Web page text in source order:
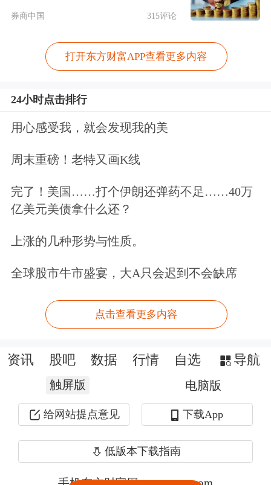
券商中国 315评论
打开东方财富APP查看更多内容
24小时点击排行
用心感受我，就会发现我的美
周末重磅！老特又画K线
完了！美国……打个伊朗还弹药不足……40万
亿美元美债拿什么还？
上涨的几种形势与性质。
全球股市牛市盛宴，大A只会迟到不会缺席
点击查看更多内容
资讯 股吧 数据 行情 自选 导航
触屏版 电脑版
给网站提点意见 下载App
低版本下载指南